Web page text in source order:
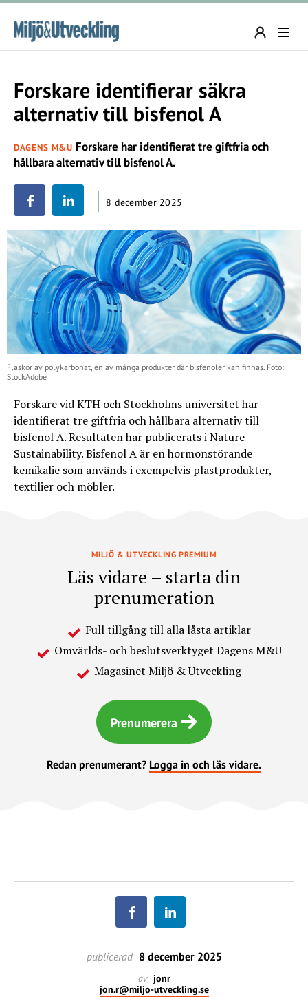
Forskare identifierar säkra
alternativ till bisfenol A
DAGENS M&U Forskare har identifierat tre giftfria och
hållbara alternativ till bisfenol A.
8 december 2025
Flaskor av polykarbonat, en av många produkter där bisfenoler kan finnas. Foto:
StockAdobe
Forskare vid KTH och Stockholms universitet har
identifierat tre giftfria och hållbara alternativ till
bisfenol A. Resultaten har publicerats i Nature
Sustainability. Bisfenol A är en hormonstörande
kemikalie som används i exempelvis plastprodukter,
textilier och möbler.
MILJÖ & UTVECKLING PREMIUM
Läs vidare – starta din
prenumeration
Full tillgång till alla låsta artiklar
Omvärlds- och beslutsverktyget Dagens M&U
Magasinet Miljö & Utveckling
Prenumerera
Redan prenumerant? Logga in och läs vidare.
publicerad 8 december 2025
av jonr
jon.r@miljo-utveckling.se